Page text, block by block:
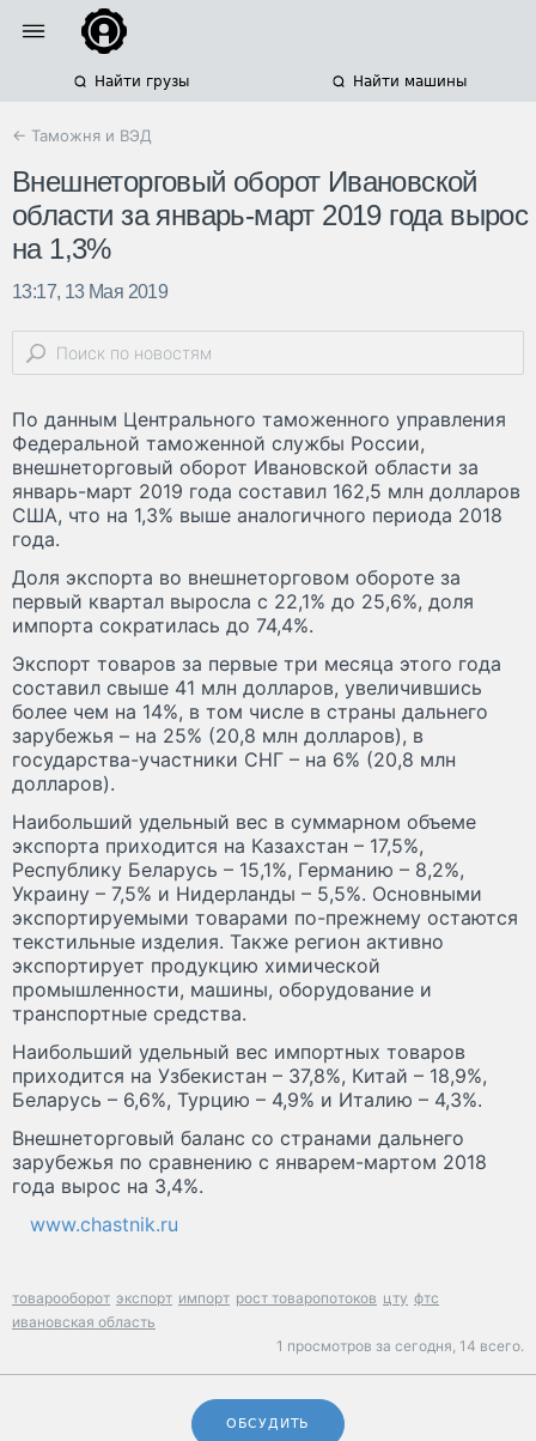
Найти грузы Найти машины
← Таможня и ВЭД
Внешнеторговый оборот Ивановской
области за январь-март 2019 года вырос
на 1,3%
13:17, 13 Мая 2019
По данным Центрального таможенного управления
Федеральной таможенной службы России,
внешнеторговый оборот Ивановской области за
январь-март 2019 года составил 162,5 млн долларов
США, что на 1,3% выше аналогичного периода 2018
года.
Доля экспорта во внешнеторговом обороте за
первый квартал выросла с 22,1% до 25,6%, доля
импорта сократилась до 74,4%.
Экспорт товаров за первые три месяца этого года
составил свыше 41 млн долларов, увеличившись
более чем на 14%, в том числе в страны дальнего
зарубежья – на 25% (20,8 млн долларов), в
государства-участники СНГ – на 6% (20,8 млн
долларов).
Наибольший удельный вес в суммарном объеме
экспорта приходится на Казахстан – 17,5%,
Республику Беларусь – 15,1%, Германию – 8,2%,
Украину – 7,5% и Нидерланды – 5,5%. Основными
экспортируемыми товарами по-прежнему остаются
текстильные изделия. Также регион активно
экспортирует продукцию химической
промышленности, машины, оборудование и
транспортные средства.
Наибольший удельный вес импортных товаров
приходится на Узбекистан – 37,8%, Китай – 18,9%,
Беларусь – 6,6%, Турцию – 4,9% и Италию – 4,3%.
Внешнеторговый баланс со странами дальнего
зарубежья по сравнению с январем-мартом 2018
года вырос на 3,4%.
www.chastnik.ru
товарооборот экспорт импорт рост товаропотоков цту фтс
ивановская область
1 просмотров за сегодня, 14 всего.
ОБСУДИТЬ